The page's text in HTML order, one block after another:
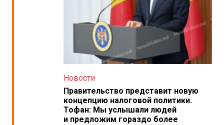
Новости
Правительство представит новую
концепцию налоговой политики.
Тофан: Мы услышали людей
и предложим гораздо более